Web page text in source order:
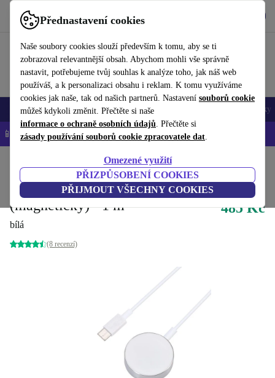
Přednastavení cookies
Naše soubory cookies slouží především k tomu, aby se ti
zobrazoval relevantnější obsah. Abychom mohli vše správně
nastavit, potřebujeme tvůj souhlas k analýze toho, jak náš web
používáš, a k personalizaci obsahu i reklam. K tomu využíváme
cookies jak naše, tak od našich partnerů. Nastavení souborů cookie
můžeš kdykoli změnit. Přečtěte si naše
informace o ochraně osobních údajů. Přečtěte si
zásady používání souborů cookie zpracovatele dat.
Omezené využití
PŘIZPŮSOBENÍ COOKIES
PŘIJMOUT VŠECHNY COOKIES
Používejte refurbed rychle a snadno
Mobily a smartphony Notebooky Tablety Doplňky
📱 -5 % NAVÍC na všechny iPhony – kód: IPHONEDEAL-
Příslušenství Nabíječky a napájecí kabely
Extra kabel k Apple Watch
(magnetický) - 1 m
bílá
(8 recenzí)
485 Kč